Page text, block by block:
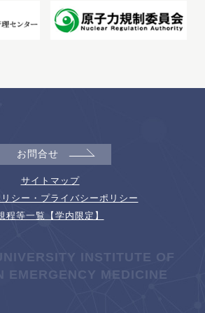
お問合せ
サイトマップ
シー・プライバシーポリシー
程等一覧【学内限定】
INSTITUTE OF
EMERGENCY MEDICINE